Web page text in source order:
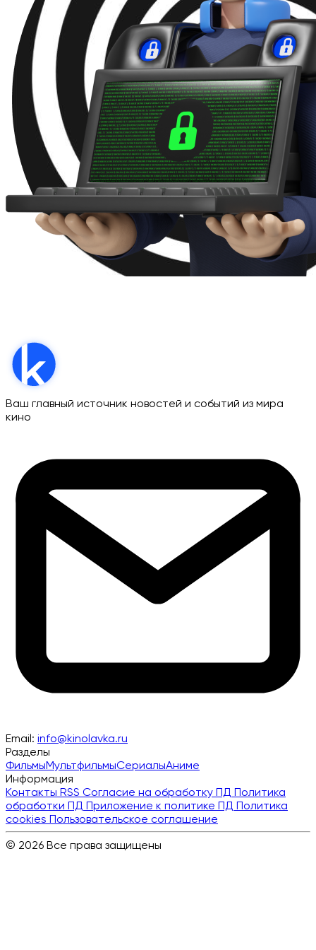
Ваш главный источник новостей и событий из мира
кино
Email: info@kinolavka.ru
Разделы
ФильмыМультфильмыСериалыАниме
Информация
Контакты RSS Согласие на обработку ПД Политика
обработки ПД Приложение к политике ПД Политика
cookies Пользовательское соглашение
© 2026 Все права защищены